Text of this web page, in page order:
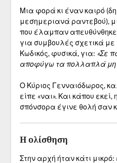
Μια φορά κι έναν καιρό
μεσημεριανά ραντεβού),
που έλαμπαν απευθύνθηκε
για συμβουλές σχετικά με
Κωδικός, φυσικά, για: «Σε
αποφύγω τα πολλαπλά
Ο Κύριος Γενναιόδωρος,
είπε «ναι». Και κάπου
σπόνσορα έγινε θολή σαν
Η ολίσθηση
Στην αρχή ήταν κάτι